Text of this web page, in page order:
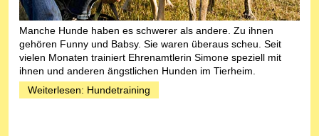
Manche Hunde haben es schwerer als andere. Zu ihnen
gehören Funny und Babsy. Sie waren überaus scheu. Seit
vielen Monaten trainiert Ehrenamtlerin Simone speziell mit
ihnen und anderen ängstlichen Hunden im Tierheim.
Weiterlesen: Hundetraining